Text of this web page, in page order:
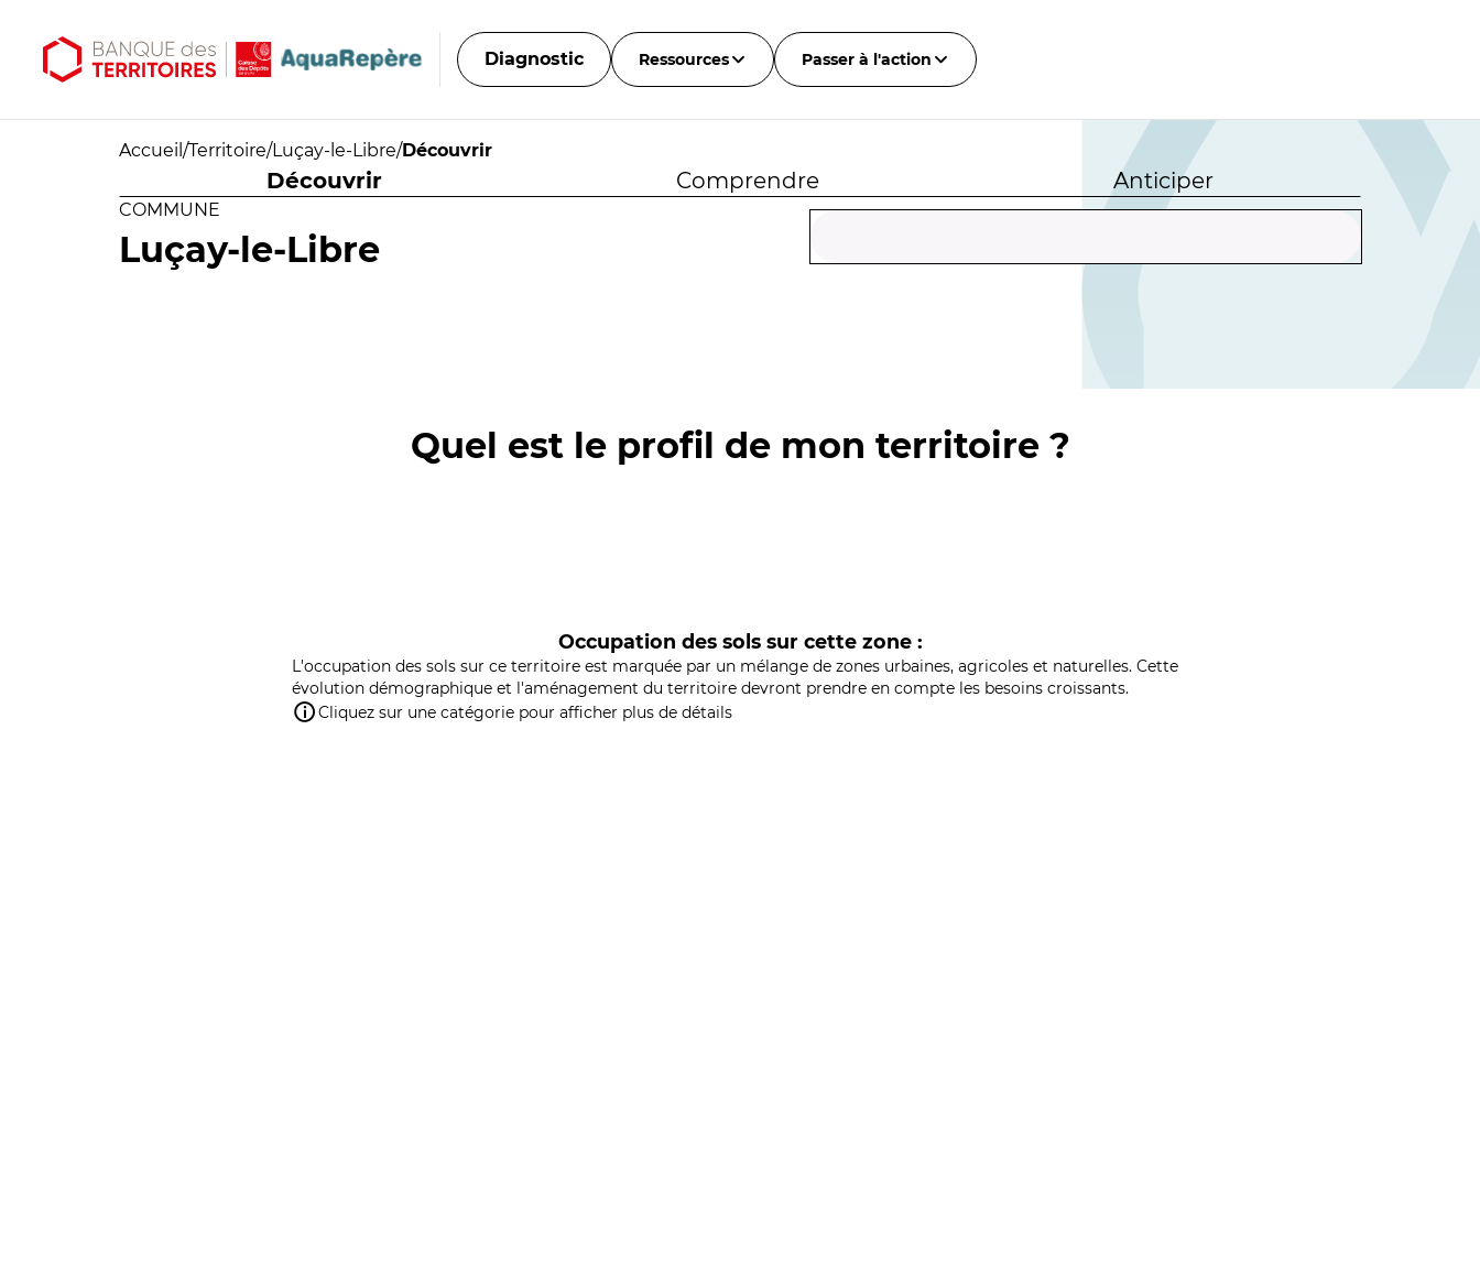
Diagnostic Ressources Passer à l'action
Accueil /Territoire/Luçay-le-Libre/Découvrir
Découvrir Comprendre Anticiper
COMMUNE
Luçay-le-Libre
Quel est le profil de mon territoire ?
Occupation des sols sur cette zone :
L'occupation des sols sur ce territoire est marquée par un mélange de zones urbaines, agricoles et naturelles. Cette
évolution démographique et l'aménagement du territoire devront prendre en compte les besoins croissants.
Cliquez sur une catégorie pour afficher plus de détails